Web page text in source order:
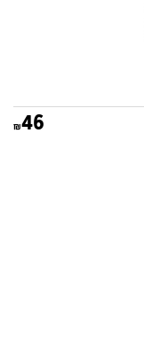
46
מערכות מיזוג